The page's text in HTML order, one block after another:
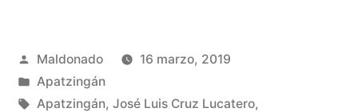
obras
sanitarias”
Publicado
por
Maldonado
16 marzo, 2019
Publicada
en
Apatzingán
Etiquetas:
Apatzingán, José Luis Cruz Lucatero,